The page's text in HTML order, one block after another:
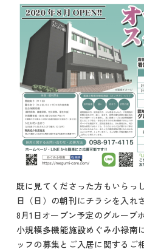
既に見てくださった方もいらっ
日（日）の朝刊にチラシを入れ
8月1日オープン予定のグループ
小規模多機能施設めぐみ小禄南
ッフの募集とご入居に関するご